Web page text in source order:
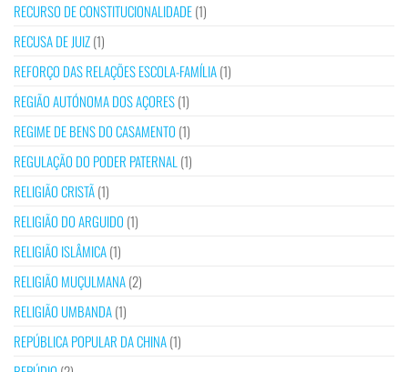
RECURSO DE CONSTITUCIONALIDADE(1)
RECUSA DE JUIZ(1)
REFORÇO DAS RELAÇÕES ESCOLA-FAMÍLIA(1)
REGIÃO AUTÓNOMA DOS AÇORES(1)
REGIME DE BENS DO CASAMENTO (1)
REGULAÇÃO DO PODER PATERNAL (1)
RELIGIÃO CRISTÃ(1)
RELIGIÃO DO ARGUIDO (1)
RELIGIÃO ISLÂMICA(1)
RELIGIÃO MUÇULMANA(2)
RELIGIÃO UMBANDA(1)
REPÚBLICA POPULAR DA CHINA(1)